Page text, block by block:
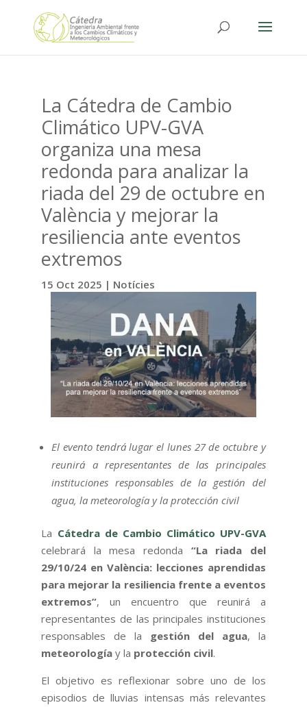
La Cátedra de Cambio
Climático UPV-GVA
organiza una mesa
redonda para analizar la
riada del 29 de octubre en
València y mejorar la
resiliencia ante eventos
extremos
15 Oct 2025 | Notícies
El evento tendrá lugar el lunes 27 de octubre y
reunirá a representantes de las principales
instituciones responsables de la gestión del
agua, la meteorología y la protección civil
La Cátedra de Cambio Climático UPV-GVA
celebrará la mesa redonda “La riada del
29/10/24 en València: lecciones aprendidas
para mejorar la resiliencia frente a eventos
extremos”, un encuentro que reunirá a
representantes de las principales instituciones
responsables de la gestión del agua, la
meteorología y la protección civil.
El objetivo es reflexionar sobre uno de los
episodios de lluvias intensas más relevantes